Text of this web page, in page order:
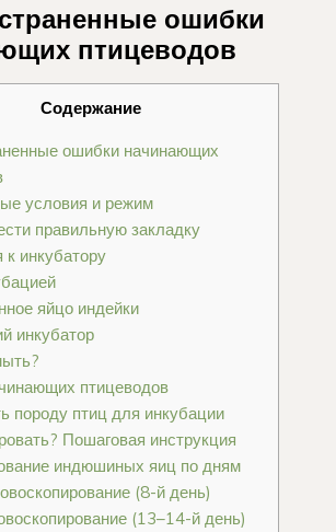
ошибки
птицеводов
Содержание
ошибки начинающих
условия и режим
правильную закладку
к инкубатору
яйцо индейки
инкубатор
птицеводов
породу птиц для инкубации
Пошаговая инструкция
индюшиных яиц по дням
(8-й день)
(13–14-й день)